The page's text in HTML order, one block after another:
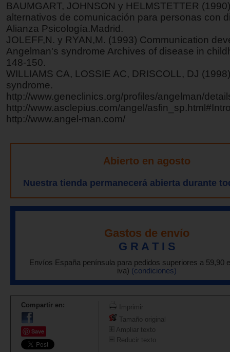
BAUMGART, JOHNSON y HELMSTETTER
alternativos de comunicación para personas con
Alianza Psicología.Madrid.
JOLEFF,N. y RYAN,M. (1993) Communication
Angelman's syndrome Archives of disease in
148-150.
WILLIAMS CA, LOSSIE AC, DRISCOLL, DJ
syndrome.
http://www.geneclinics.org/profiles/angelman/
http://www.asclepius.com/angel/
http://www.angel-man.com/
Abierto en agosto
Nuestra tienda permanecerá abierta durante
Gastos de envío
G R A T I S
Envíos España península para pedidos superiores a 59,90
iva) (condiciones)
Compartir en:
Save
Imprimir
Tamaño original
Ampliar texto
Reducir texto